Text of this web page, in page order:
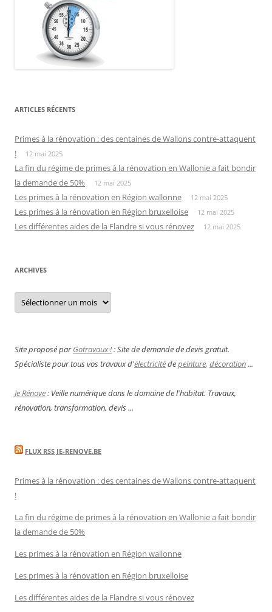
ARTICLES RÉCENTS
Primes à la rénovation : des centaines de Wallons contre-attaquent
!
12 mai 2025
La fin du régime de primes à la rénovation en Wallonie a fait bondir
la demande de 50%
12 mai 2025
Les primes à la rénovation en Région wallonne 12 mai 2025
Les primes à la rénovation en Région bruxelloise 12 mai 2025
Les différentes aides de la Flandre si vous rénovez 12 mai 2025
ARCHIVES
Archives
Site proposé parGotravaux !: Site de demande de devis gratuit.
Spécialiste pour tous vos travaux d'électricitédepeinture, décoration...
Je Rénove: Veille numérique dans le domaine de l'habitat. Travaux,
rénovation, transformation, devis ...
FLUX RSS JE-RENOVE.BE
Primes à la rénovation : des centaines de Wallons contre-attaquent
!
La fin du régime de primes à la rénovation en Wallonie a fait bondir
la demande de 50%
Les primes à la rénovation en Région wallonne
Les primes à la rénovation en Région bruxelloise
Les différentes aides de la Flandre si vous rénovez